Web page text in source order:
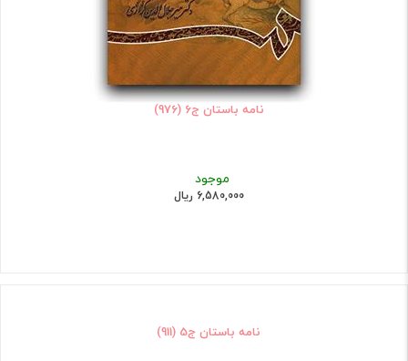
نامه باستان ج6 (976)
موجود
6,580,000 ریال
نامه باستان ج5 (911)